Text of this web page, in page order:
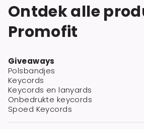
Ontdek alle
Promofit
Giveaways
Polsbandjes
Keycords
Keycords en lanyards
Onbedrukte keycords
Spoed Keycords